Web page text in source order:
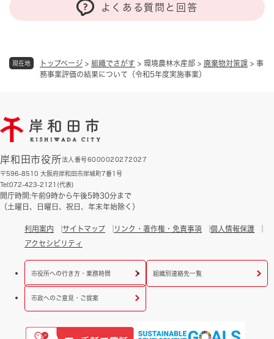
現在地 トップページ > 組織でさがす > 環境農林水産部 > 廃棄物対策課 > 事
務事業評価の結果について（令和5年度実施事業）
よくある質問と回答
岸和田市役所法人番号6000020272027
〒596-8510 大阪府岸和田市岸城町7番1号
Tel:072-423-2121(代表)
開庁時間:午前9時から午後5時30分まで
（土曜日、日曜日、祝日、年末年始除く）
利用案内 サイトマップ リンク・著作権・免責事項
個人情報保護
アクセシビリティ
市役所への行き方・業務時間 組織別連絡先一覧
市政へのご意見・ご提案